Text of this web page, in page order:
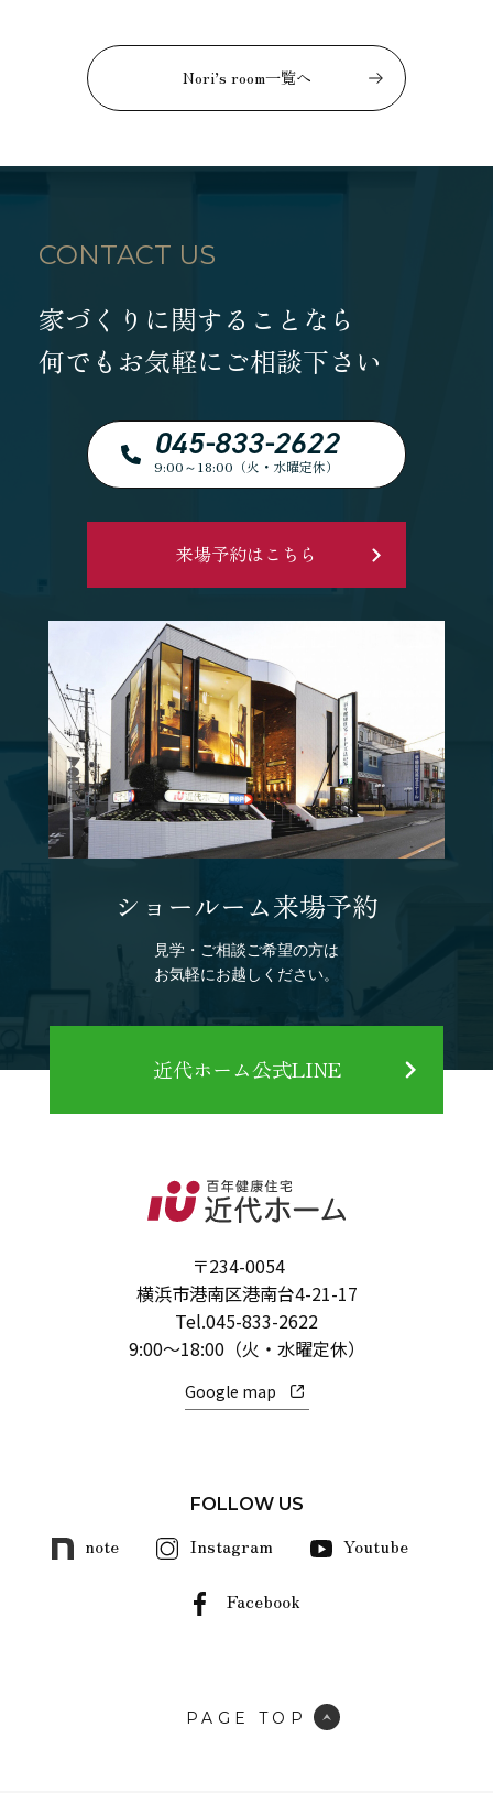
Nori’s room一覧へ
CONTACT US
家づくりに関することなら
何でもお気軽にご相談下さい
045-833-2622
9:00～18:00（火・水曜定休）
来場予約はこちら
ショールーム来場予約
見学・ご相談ご希望の方は
お気軽にお越しください。
近代ホーム公式LINE
〒234-0054
横浜市港南区港南台4-21-17
Tel.045-833-2622
9:00～18:00（火・水曜定休）
Google map
FOLLOW US
note Instagram Youtube
Facebook
PAGE TOP